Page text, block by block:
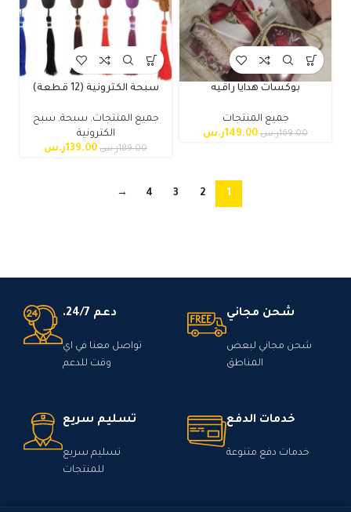
بوكسات هدايا راقيه
جميع المنتجات
169.00ر.س 149.00 ر.س
سبحة الكترونية (12 قطعة)
جميع المنتجات, سبحة, سبح
الكترونية
189.00ر.س 139.00 ر.س
1
2
3
4
→
شحن مجاني
شحن مجاني لبعض
المناطق
دعم 24/7.
تواصل معنا في اي
وقت للدعم
خدمات الدفع
خدمات دفع متنوعة
تسليم سريع
تسليم سريع
للمنتجات